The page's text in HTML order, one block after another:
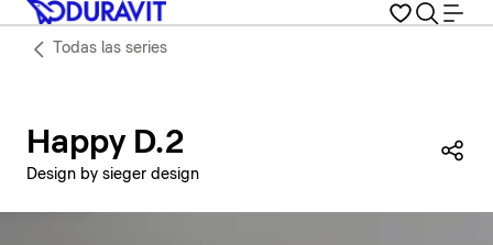
Todas las series
Happy D.2
Design by sieger design